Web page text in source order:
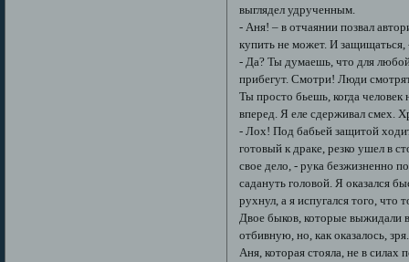
выглядел удрученным.
- Аня! – в отчаянии позвал
купить не может. И
- Да? Ты думаешь, что для
прибегут. Смотри! Люди
Ты просто бьешь, когда
вперед. Я еле сдерживал смех.
- Лох! Под бабьей защитой
готовый к драке, резко ушел в
свое дело, - рука безжизненно
садануть головой. Я оказался
рухнул, а я испугался того, что
Двое быков, которые выжидали
отбивную, но, как оказалось,
Аня, которая стояла, не в силах